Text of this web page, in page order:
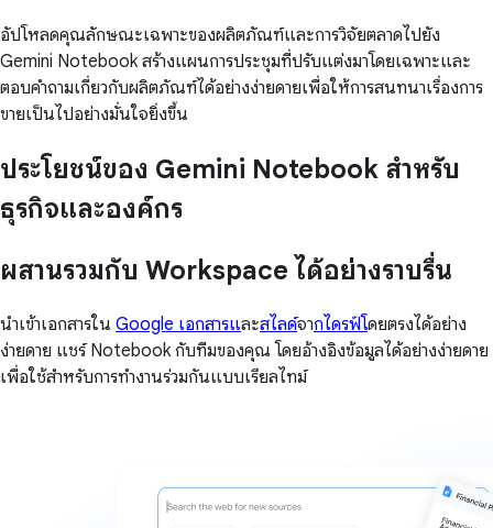
อัปโหลดคุณลักษณะเฉพาะของผลิตภัณฑ์และการวิจัยตลาดไปยัง
Gemini Notebook สร้างแผนการประชุมที่ปรับแต่งมาโดยเฉพาะและ
ตอบคำถามเกี่ยวกับผลิตภัณฑ์ได้อย่างง่ายดายเพื่อให้การสนทนาเรื่องการ
ขายเป็นไปอย่างมั่นใจยิ่งขึ้น
ประโยชน์ของ Gemini Notebook สำหรับ
ธุรกิจและองค์กร
ผสานรวมกับ Workspace ได้อย่างราบรื่น
นำเข้าเอกสารใน Google เอกสารและสไลด์จากไดรฟ์โดยตรงได้อย่าง
ง่ายดาย แชร์ Notebook กับทีมของคุณ โดยอ้างอิงข้อมูลได้อย่างง่ายดาย
เพื่อใช้สำหรับการทำงานร่วมกันแบบเรียลไทม์